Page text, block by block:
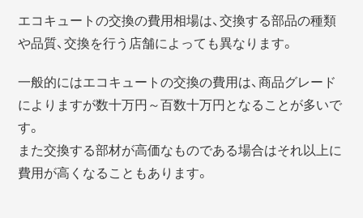
エコキュートの交換の費用相場は、交換する部品の種類
や品質、交換を行う店舗によっても異なります。
一般的にはエコキュートの交換の費用は、商品グレード
によりますが数十万円～百数十万円となることが多いで
す。
また交換する部材が高価なものである場合はそれ以上に
費用が高くなることもあります。